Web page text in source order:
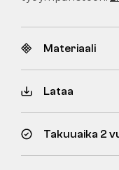
Materiaali
Lataa
Takuuaika 2